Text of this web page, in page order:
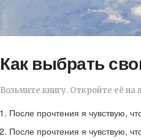
Как выбрать
Возьмите книгу. Откройте её
После прочтения я чувствую,
После прочтения я чувствую,